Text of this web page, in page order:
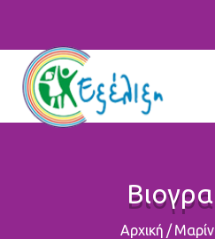
Αρχική /